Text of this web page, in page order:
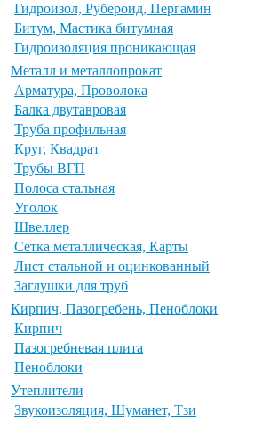
Гидроизол, Рубероид, Пергамин
Битум, Мастика битумная
Гидроизоляция проникающая
Металл и металлопрокат
Арматура, Проволока
Балка двутавровая
Труба профильная
Круг, Квадрат
Трубы ВГП
Полоса стальная
Уголок
Швеллер
Сетка металлическая, Карты
Лист стальной и оцинкованный
Заглушки для труб
Кирпич, Пазогребень, Пеноблоки
Кирпич
Пазогребневая плита
Пеноблоки
Утеплители
Звукоизоляция, Шуманет, Тзи